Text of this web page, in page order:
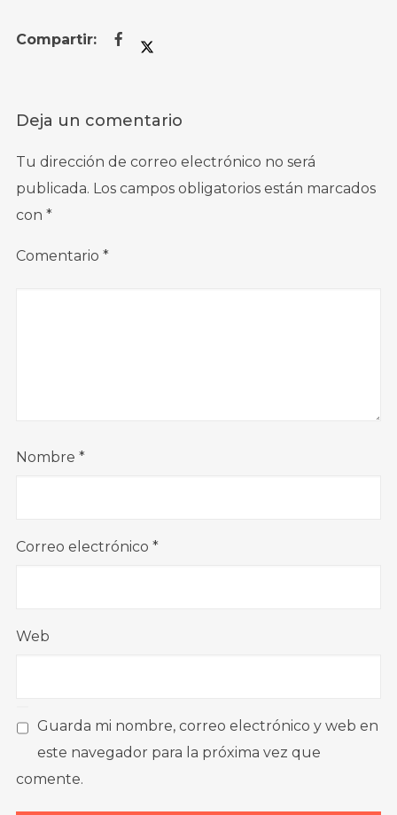
Deja un comentario
Tu dirección de correo electrónico no será
publicada. Los campos obligatorios están marcados
con *
Comentario *
Nombre *
Correo electrónico *
Web
Guarda mi nombre, correo electrónico y web en
este navegador para la próxima vez que
comente.